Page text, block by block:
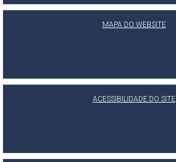
MAPA DO WEBSITE
ACESSIBILIDADE DO SITE